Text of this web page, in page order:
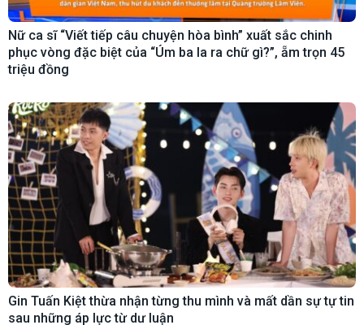
Nữ ca sĩ “Viết tiếp câu chuyện hòa bình” xuất sắc chinh
phục vòng đặc biệt của “Úm ba la ra chữ gì?”, ẵm trọn 45
triệu đồng
Gin Tuấn Kiệt thừa nhận từng thu mình và mất dần sự tự tin
sau những áp lực từ dư luận